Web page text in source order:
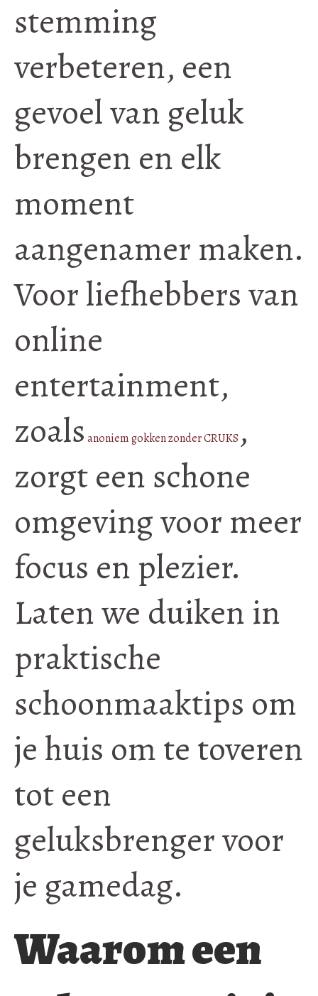
stemming
verbeteren, een
gevoel van geluk
brengen en elk
moment
aangenamer maken.
Voor liefhebbers van
online
entertainment,
zoals anoniem gokken zonder CRUKS ,
zorgt een schone
omgeving voor meer
focus en plezier.
Laten we duiken in
praktische
schoonmaaktips om
je huis om te toveren
tot een
geluksbrenger voor
je gamedag.
Waarom een